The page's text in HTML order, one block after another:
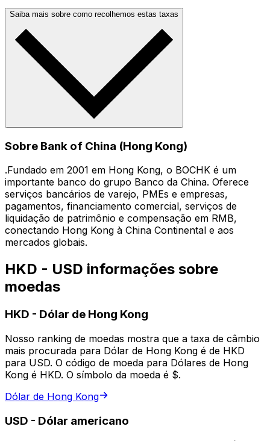
Saiba mais sobre como recolhemos estas taxas
Sobre Bank of China (Hong Kong)
.Fundado em 2001 em Hong Kong, o BOCHK é um
importante banco do grupo Banco da China. Oferece
serviços bancários de varejo, PMEs e empresas,
pagamentos, financiamento comercial, serviços de
liquidação de patrimônio e compensação em RMB,
conectando Hong Kong à China Continental e aos
mercados globais.
HKD - USD informações sobre
moedas
HKD - Dólar de Hong Kong
Nosso ranking de moedas mostra que a taxa de câmbio
mais procurada para Dólar de Hong Kong é de HKD
para USD. O código de moeda para Dólares de Hong
Kong é HKD. O símbolo da moeda é $.
Dólar de Hong Kong
USD - Dólar americano